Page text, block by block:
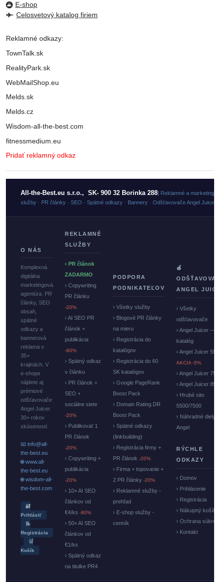
E-shop
Celosvetový katalog firiem
Reklamné odkazy:
TownTalk.sk
RealityPark.sk
WebMailShop.eu
Melds.sk
Melds.cz
Wisdom-all-the-best.com
fitnessmedium.eu
Pridať reklamný odkaz
All-the-Best.eu s.r.o., SK- 900 32 Borinka 288 | Reklamné a
služby · PR články · SEO · Spätné odkazy · Bannery · Odšťavovače Angel Juicer
O NÁS
Komplexná
digitálna
marketingová
agentúra. PR
články, SEO
obsah,
spätné
odkazy a
bannerová
reklama v
35+
krajinách. V
e-shope
nájdete aj
prémiové
odšťavovače
Angel Juicer.
30+ rokov
skúseností.
📧 info@all-
the-best.eu
🌐 www.all-
the-best.eu
🌐 wisdom-all-
the-best.com
🔐
Prihlásiť
📝
Registrácia
🛒
Košík
REKLAMNÉ
SLUŽBY
› PR článok
ZADARMO
› Copywriting
PR článku
-20%
› AI SEO PR
článok +
publikácia
-80%
› Spätný odkaz
v článku
› PR článok +
SEO +
sociálne siete
-20%
› Publikovať 1
PR článok
-20%
› Copywriting +
publikácia
-20%
› 10× AI SEO
článkov od
€4/ks -80%
› 50× AI SEO
článkov od
€1/ks
› Spätný odkaz
na titulke PR4
PODPORA
PODNIKATEĽOV
› Všetky služby
› Blogové PR články
na mieru
› Registrácia do
katalógov
› Registrácia do 60
SK katalógov
› Google PageRank
Boost Pack
› Domain Rating DR
Boost Pack
› Spätné odkazy
(linkbuilding)
› Registrácia firmy +
PR článok -20%
› Firma + topovanie +
2 PR články -20%
› Reklamné služby -
prehľad
› E-shop služby -
cenník
🍏
ANGEL
› Všetky
odšťavovače
› Angel Juicer —
katalóg
› Angel Juicer
AKCIA -5%
› Angel Juicer
› Angel Juicer
› Hrubé sito
5500/7500
› Náhradné diely
Angel
RÝCHLE
ODKAZY
› Domov
› Prihlásenie
› Registrácia
› Nákupný košík
› Ochrana
› Kontakt